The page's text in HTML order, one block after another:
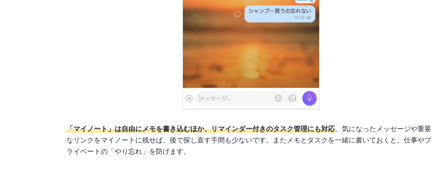
「マイノート」は自由にメモを書き込むほか、リマインダー付きのタスク管理にも対応。気になったメッセージや重要
なリンクをマイノートに残せば、後で探し直す手間も少ないです。またメモとタスクを一緒に書いておくと、仕事やプ
ライベートの「やり忘れ」を防げます。